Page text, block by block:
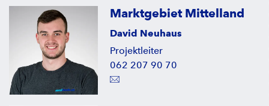
Marktgebiet Mittelland
David Neuhaus
Projektleiter
062 207 90 70